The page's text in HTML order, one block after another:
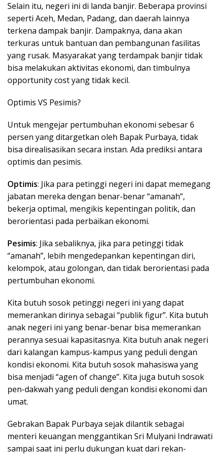
Selain itu, negeri ini di landa banjir. Beberapa provinsi
seperti Aceh, Medan, Padang, dan daerah lainnya
terkena dampak banjir. Dampaknya, dana akan
terkuras untuk bantuan dan pembangunan fasilitas
yang rusak. Masyarakat yang terdampak banjir tidak
bisa melakukan aktivitas ekonomi, dan timbulnya
opportunity cost yang tidak kecil.
Optimis VS Pesimis?
Untuk mengejar pertumbuhan ekonomi sebesar 6
persen yang ditargetkan oleh Bapak Purbaya, tidak
bisa direalisasikan secara instan. Ada prediksi antara
optimis dan pesimis.
Optimis: Jika para petinggi negeri ini dapat memegang
jabatan mereka dengan benar-benar “amanah”,
bekerja optimal, mengikis kepentingan politik, dan
berorientasi pada perbaikan ekonomi.
Pesimis: Jika sebaliknya, jika para petinggi tidak
“amanah”, lebih mengedepankan kepentingan diri,
kelompok, atau golongan, dan tidak berorientasi pada
pertumbuhan ekonomi.
Kita butuh sosok petinggi negeri ini yang dapat
memerankan dirinya sebagai “publik figur”. Kita butuh
anak negeri ini yang benar-benar bisa memerankan
perannya sesuai kapasitasnya. Kita butuh anak negeri
dari kalangan kampus-kampus yang peduli dengan
kondisi ekonomi. Kita butuh sosok mahasiswa yang
bisa menjadi “agen of change”. Kita juga butuh sosok
pen-dakwah yang peduli dengan kondisi ekonomi dan
umat.
Gebrakan Bapak Purbaya sejak dilantik sebagai
menteri keuangan menggantikan Sri Mulyani Indrawati
sampai saat ini perlu dukungan kuat dari rekan-